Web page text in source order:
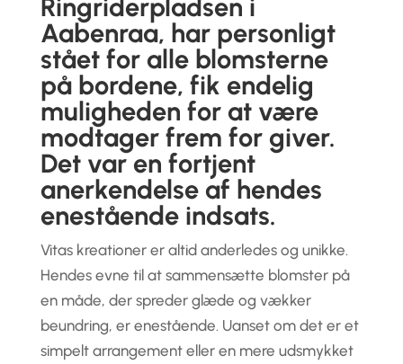
Ringriderpladsen i
Aabenraa, har personligt
stået for alle blomsterne
på bordene, fik endelig
muligheden for at være
modtager frem for giver.
Det var en fortjent
anerkendelse af hendes
enestående indsats.
Vitas kreationer er altid anderledes og unikke.
Hendes evne til at sammensætte blomster på
en måde, der spreder glæde og vækker
beundring, er enestående. Uanset om det er et
simpelt arrangement eller en mere udsmykket